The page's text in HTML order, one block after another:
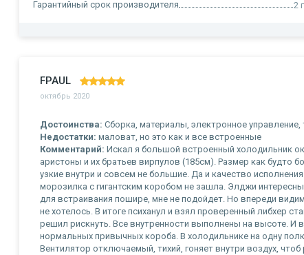
Гарантийный срок производителя 2
FPAUL
октябрь 2020
Достоинства: Сборка, материалы, электронное
Недостатки: маловат, но это как и все встроенные
Комментарий: Искал я большой встроенный холодильник
аристоны и их братьев вирпулов (185см). Размер как будто
узкие внутри и совсем не большие. Да и качество
морозилка с гигантским коробом не зашла. Элджи
для встраивания пошире, мне не подойдет. Но впереди
не хотелось. В итоге психанул и взял проверенный либхер
решил рискнуть. Все внутренности выполнены на высоте. И
нормальных привычных короба. В холодильнике на одну
Вентилятор отключаемый, тихий, гоняет внутри воздух,